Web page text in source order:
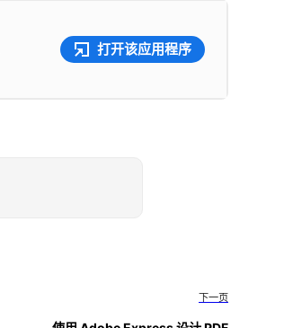
打开该应用程序
下一页